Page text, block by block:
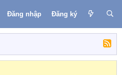
Đăng nhập Đăng ký